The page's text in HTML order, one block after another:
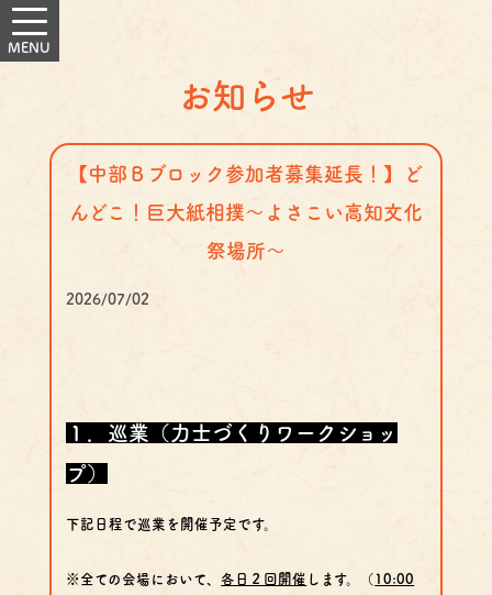
お知らせ
【中部Ｂブロック参加者募集延長！】ど
んどこ！巨大紙相撲～よさこい高知文化
祭場所～
2026/07/02
１．巡業（力士づくりワークショッ
プ）
下記日程で巡業を開催予定です。
※全ての会場において、各日２回開催 します。（ 10:00